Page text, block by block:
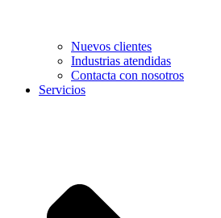
Nuevos clientes
Industrias atendidas
Contacta con nosotros
Servicios